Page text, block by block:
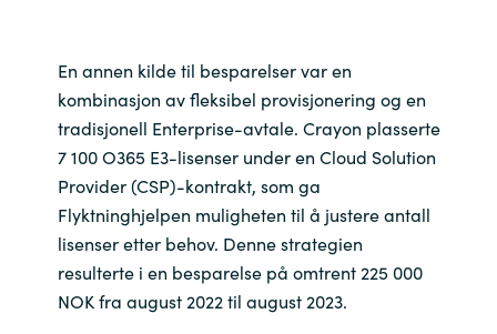
En annen kilde til besparelser var en
kombinasjon av fleksibel provisjonering og en
tradisjonell Enterprise-avtale. Crayon plasserte
7 100 O365 E3-lisenser under en Cloud Solution
Provider (CSP)-kontrakt, som ga
Flyktninghjelpen muligheten til å justere antall
lisenser etter behov. Denne strategien
resulterte i en besparelse på omtrent 225 000
NOK fra august 2022 til august 2023.